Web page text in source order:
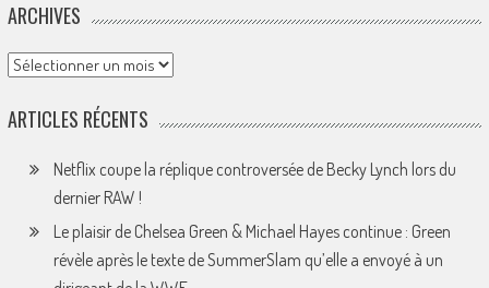
ARCHIVES
Archives
ARTICLES RÉCENTS
Netflix coupe la réplique controversée de Becky Lynch lors du
dernier RAW !
Le plaisir de Chelsea Green & Michael Hayes continue : Green
révèle après le texte de SummerSlam qu’elle a envoyé à un